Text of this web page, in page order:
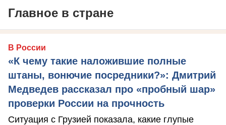
Главное в стране
В России
«К чему такие наложившие полные
штаны, вонючие посредники?»: Дмитрий
Медведев рассказал про «пробный шар»
проверки России на прочность
Ситуация с Грузией показала, какие глупые